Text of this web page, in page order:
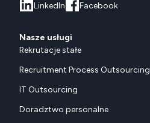
LinkedIn Facebook
Nasze usługi
Rekrutacje stałe
Recruitment Process Outsourcing
IT Outsourcing
Doradztwo personalne